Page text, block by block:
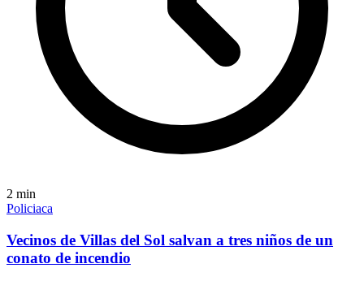
2 min
Policiaca
Vecinos de Villas del Sol salvan a tres niños de un
conato de incendio